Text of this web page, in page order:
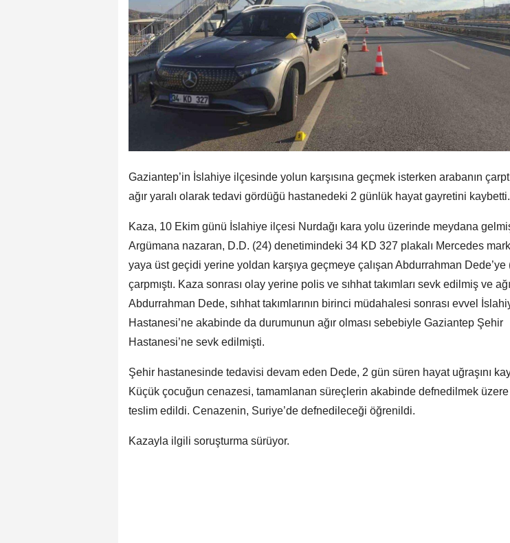
Gaziantep’in İslahiye ilçesinde yolun karşısına geçmek isterken arabanın
ağır yaralı olarak tedavi gördüğü hastanedeki 2 günlük hayat gayretini kaybetti.
Kaza, 10 Ekim günü İslahiye ilçesi Nurdağı kara yolu üzerinde meydana
Argümana nazaran, D.D. (24) denetimindeki 34 KD 327 plakalı Mercedes
yaya üst geçidi yerine yoldan karşıya geçmeye çalışan Abdurrahman Dede’ye
çarpmıştı. Kaza sonrası olay yerine polis ve sıhhat takımları sevk edilmiş ve
Abdurrahman Dede, sıhhat takımlarının birinci müdahalesi sonrası evvel
Hastanesi’ne akabinde da durumunun ağır olması sebebiyle Gaziantep Şehir
Hastanesi’ne sevk edilmişti.
Şehir hastanesinde tedavisi devam eden Dede, 2 gün süren hayat uğraşını
Küçük çocuğun cenazesi, tamamlanan süreçlerin akabinde defnedilmek
teslim edildi. Cenazenin, Suriye’de defnedileceği öğrenildi.
Kazayla ilgili soruşturma sürüyor.